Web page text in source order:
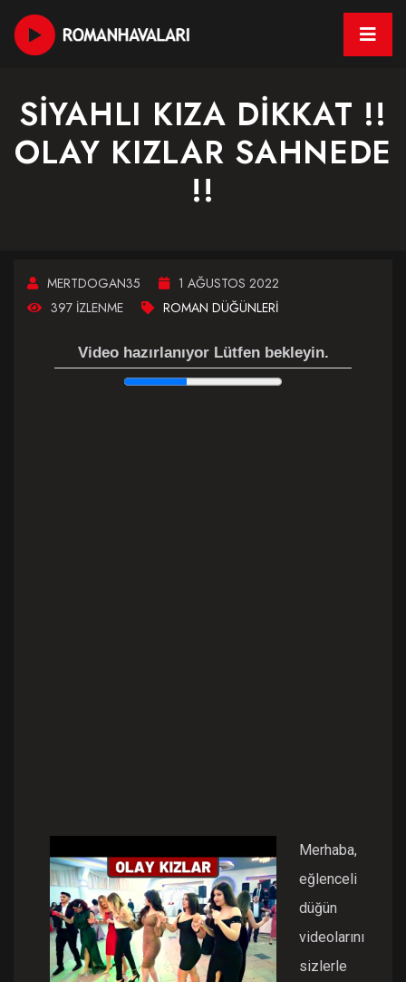
SİYAHLI KIZA DİKKAT !!
OLAY KIZLAR SAHNEDE
!!
MERTDOGAN35
1 AĞUSTOS 2022
397 İZLENME
ROMAN DÜĞÜNLERI
Video hazırlanıyor Lütfen bekleyin.
Merhaba,
eğlenceli
düğün
videolarını
sizlerle